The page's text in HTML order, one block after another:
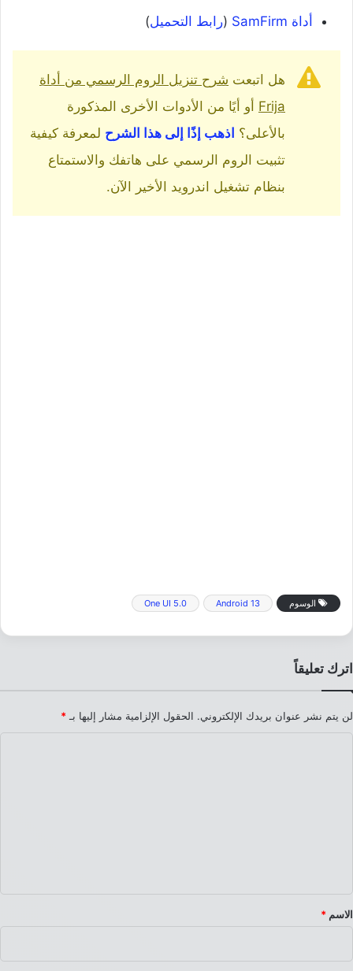
أداة SamFirm
(رابط التحميل)
هل اتبعت شرح تنزيل الروم الرسمي من أداة
Frija أو أيًا من الأدوات الأخرى المذكورة
بالأعلى؟ اذهب إذًا إلى هذا الشرح لمعرفة كيفية
تثبيت الروم الرسمي على هاتفك والاستمتاع
بنظام تشغيل اندرويد الأخير الآن.
الوسوم Android 13
One UI 5.0
اترك تعليقاً
لن يتم نشر عنوان بريدك الإلكتروني. الحقول الإلزامية مشار إليها بـ *
*
الاسم *